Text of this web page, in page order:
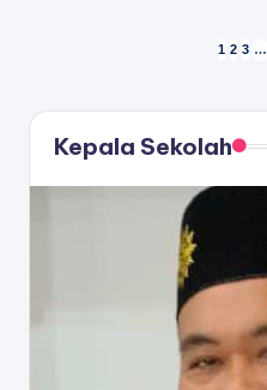
pagination
1 2 3 …
Kepala Sekolah